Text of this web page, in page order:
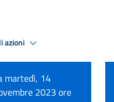
azioni
martedì, 14
2023 ore